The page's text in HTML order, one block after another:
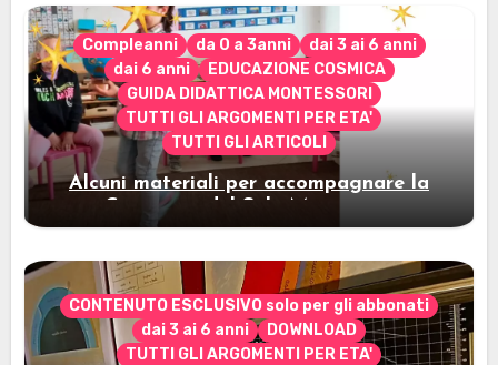
Compleanni da 0 a 3anni
dai 3 ai 6 anni
dai 6 anni
EDUCAZIONE COSMICA
GUIDA DIDATTICA MONTESSORI
TUTTI GLI ARGOMENTI PER ETA'
TUTTI GLI ARTICOLI
Alcuni materiali per accompagnare la
Cerimonia del Sole Montessori
CONTENUTO ESCLUSIVO solo per gli abbonati
dai 3 ai 6 anni
DOWNLOAD
TUTTI GLI ARGOMENTI PER ETA'